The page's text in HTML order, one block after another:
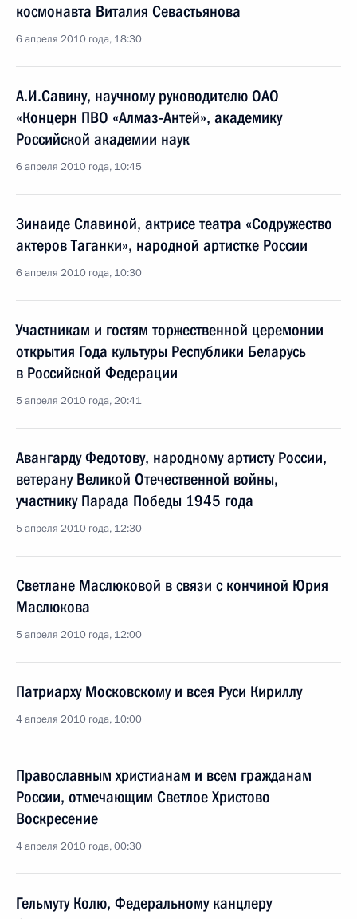
космонавта Виталия Севастьянова
6 апреля 2010 года, 18:30
А.И.Савину, научному руководителю ОАО
«Концерн ПВО «Алмаз-Антей», академику
Российской академии наук
6 апреля 2010 года, 10:45
Зинаиде Славиной, актрисе театра «Содружество
актеров Таганки», народной артистке России
6 апреля 2010 года, 10:30
Участникам и гостям торжественной церемонии
открытия Года культуры Республики Беларусь
в Российской Федерации
5 апреля 2010 года, 20:41
Авангарду Федотову, народному артисту России,
ветерану Великой Отечественной войны,
участнику Парада Победы 1945 года
5 апреля 2010 года, 12:30
Светлане Маслюковой в связи с кончиной Юрия
Маслюкова
5 апреля 2010 года, 12:00
Патриарху Московскому и всея Руси Кириллу
4 апреля 2010 года, 10:00
Православным христианам и всем гражданам
России, отмечающим Светлое Христово
Воскресение
4 апреля 2010 года, 00:30
Гельмуту Колю, Федеральному канцлеру